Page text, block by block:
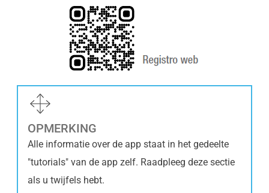
OPMERKING
Alle informatie over de app staat in het gedeelte
"tutorials" van de app zelf. Raadpleeg deze sectie
als u twijfels hebt.